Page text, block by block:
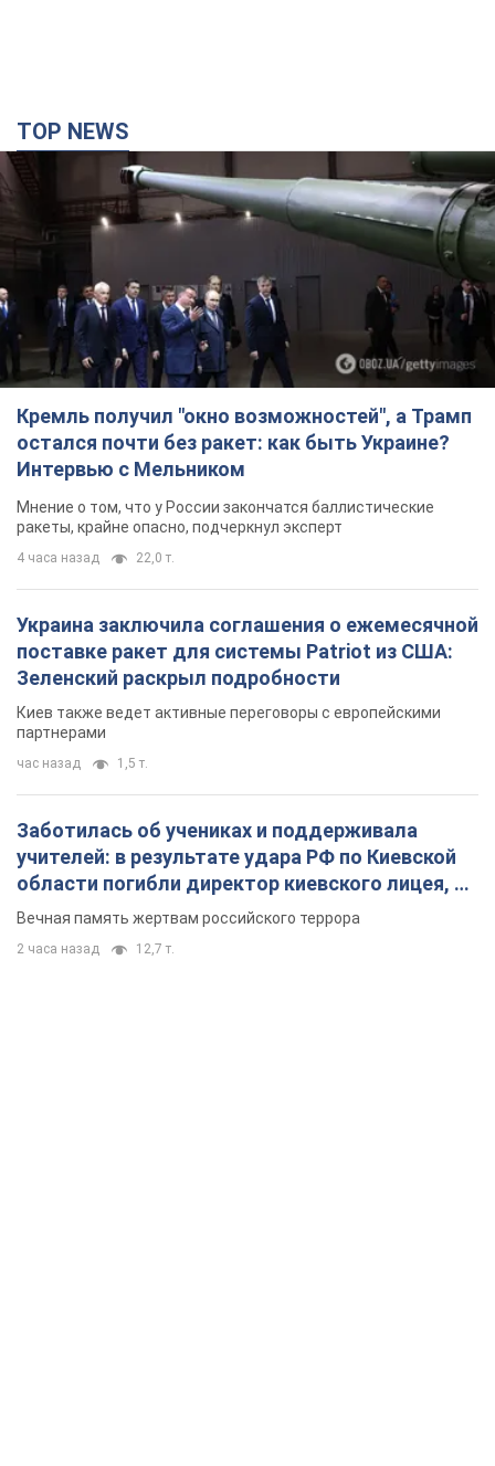
TOP NEWS
Кремль получил "окно возможностей", а Трамп
остался почти без ракет: как быть Украине?
Интервью с Мельником
Мнение о том, что у России закончатся баллистические
ракеты, крайне опасно, подчеркнул эксперт
4 часа назад 22,0 т.
Украина заключила соглашения о ежемесячной
поставке ракет для системы Patriot из США:
Зеленский раскрыл подробности
Киев также ведет активные переговоры с европейскими
партнерами
час назад 1,5 т.
Заботилась об учениках и поддерживала
учителей: в результате удара РФ по Киевской
области погибли директор киевского лицея, её
муж и внук
Вечная память жертвам российского террора
2 часа назад 12,7 т.